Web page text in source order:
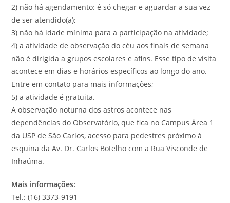
2) não há agendamento: é só chegar e aguardar a sua vez
de ser atendido(a);
3) não há idade mínima para a participação na atividade;
4) a atividade de observação do céu aos finais de semana
não é dirigida a grupos escolares e afins. Esse tipo de visita
acontece em dias e horários específicos ao longo do ano.
Entre em contato para mais informações;
5) a atividade é gratuita.
A observação noturna dos astros acontece nas
dependências do Observatório, que fica no Campus Área 1
da USP de São Carlos, acesso para pedestres próximo à
esquina da Av. Dr. Carlos Botelho com a Rua Visconde de
Inhaúma.
Mais informações:
Tel.: (16) 3373-9191